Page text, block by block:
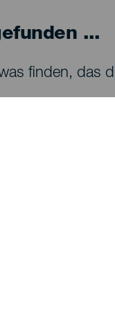
...
finden, das